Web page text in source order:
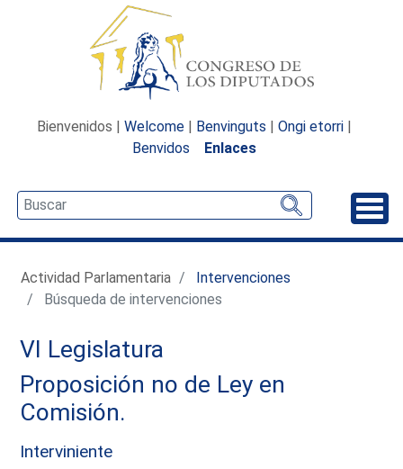
Bienvenidos | Welcome | Benvinguts | Ongi etorri |
Benvidos
Enlaces
Actividad Parlamentaria
Intervenciones
Búsqueda de intervenciones
VI Legislatura
Proposición no de Ley en
Comisión.
Interviniente